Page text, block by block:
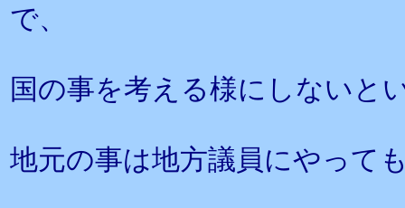
で、
国の事を考える様にしないと
地元の事は地方議員にやって